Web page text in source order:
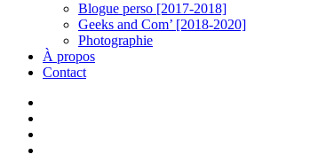
Blogue perso [2017-2018]
Geeks and Com’ [2018-2020]
Photographie
À propos
Contact